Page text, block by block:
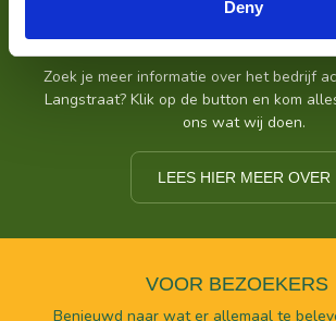
Deny
VOOR
Zoek je meer informatie over het bedrijf
Langstraat? Klik op de button en kom
ons wat wij doen.
LEES HIER MEER OVER
VOOR BEZOEKERS
Benieuwd naar wat er allemaal te